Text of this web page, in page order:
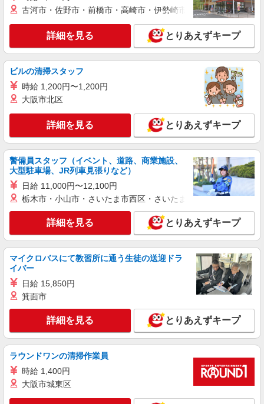
古河市・佐野市・前橋市・高崎市・伊勢崎市・太田市・館林市
詳細を見る とりあえずキープ
ビルの清掃スタッフ
時給 1,200円〜1,200円
大阪市北区
詳細を見る とりあえずキープ
警備員スタッフ（イベント、道路、商業施設、
大型駐車場、JR列車見張りなど）
日給 11,000円〜12,100円
栃木市・小山市・さいたま市西区・さいたま市岩槻区・久喜市・
詳細を見る とりあえずキープ
マイクロバスにて教習所に通う生徒の送迎ドラ
イバー
日給 15,850円
箕面市
詳細を見る とりあえずキープ
ラウンドワンの清掃作業員
時給 1,400円
大阪市城東区